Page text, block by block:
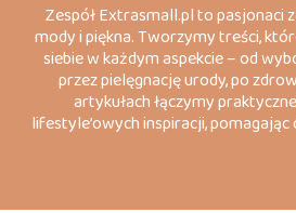
Zespół Extrasmall.pl to pasjonaci
mody i piękna. Tworzymy treści,
siebie w każdym aspekcie – od
przez pielęgnację urody, po
artykułach łączymy
lifestyle’owych inspiracji, pomagając